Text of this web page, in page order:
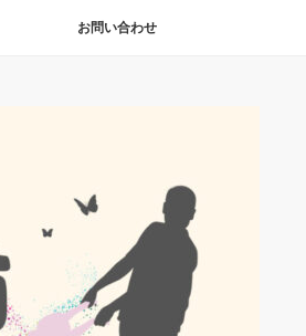
お問い合わせ